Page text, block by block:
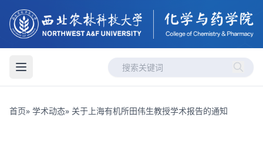
首页» 学术动态» 关于上海有机所田伟生教授学术报告的通知